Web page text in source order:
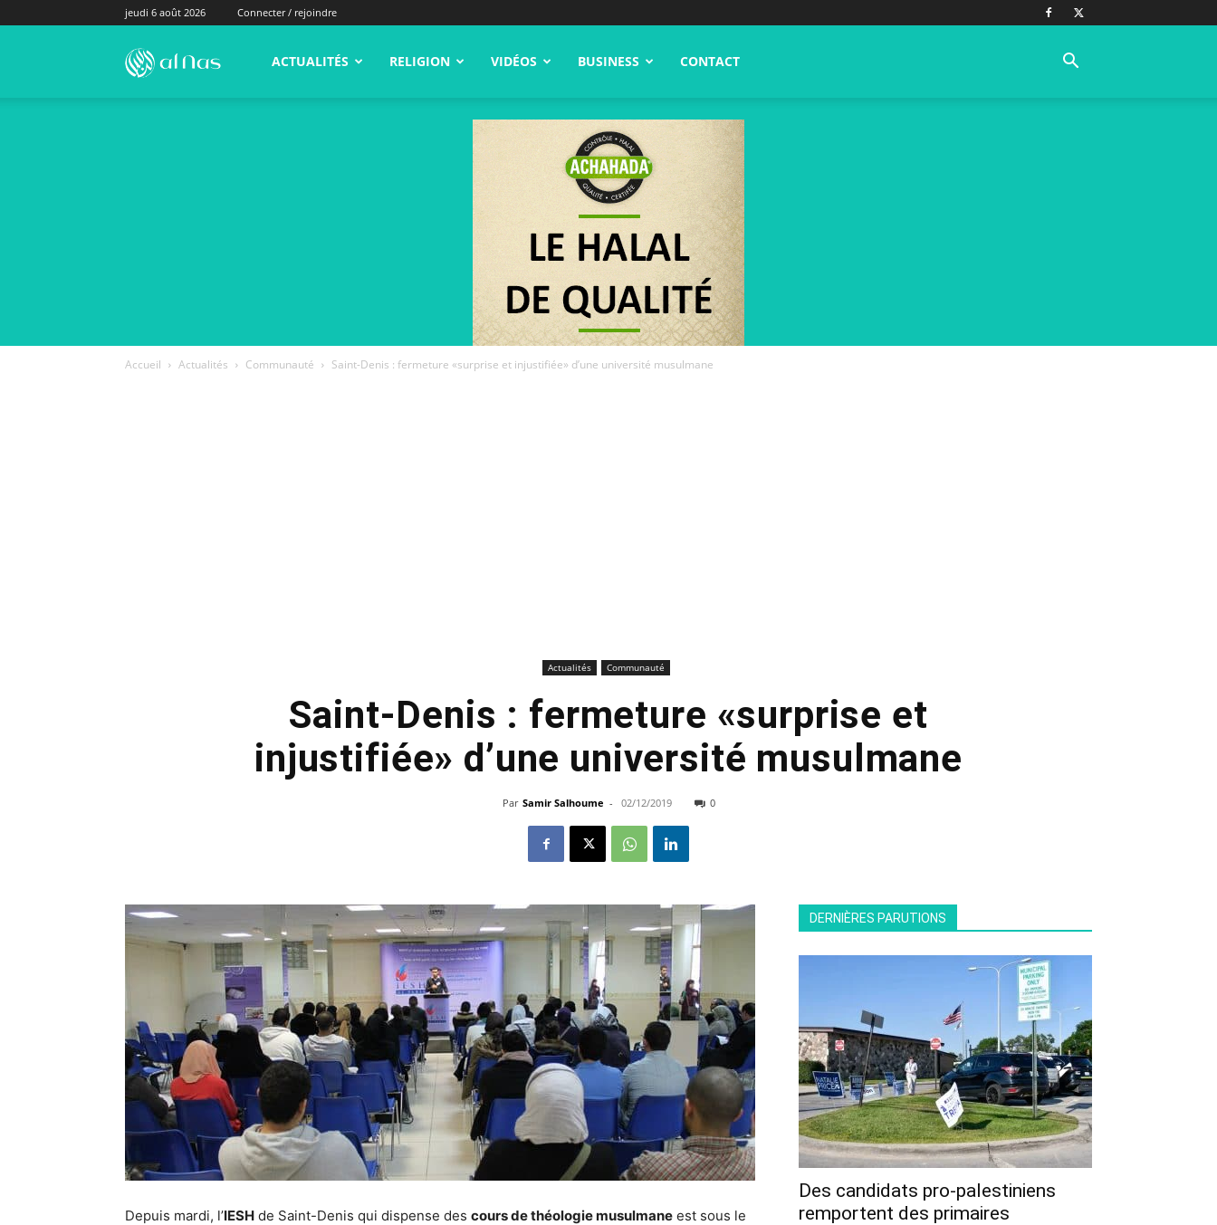
jeudi 6 août 2026 Connecter / rejoindre
alNas.fr ACTUALITÉS RELIGION VIDÉOS BUSINESS CONTACT
Accueil Actualités Communauté Saint-Denis : fermeture «surprise et injustifiée» d’une université musulmane
Actualités Communauté
Saint-Denis : fermeture «surprise et
injustifiée» d’une université musulmane
Par Samir Salhoume - 02/12/2019 0
Depuis mardi, l’IESH de Saint-Denis qui dispense des cours de théologie musulmane est sous le
DERNIÈRES PARUTIONS
Des candidats pro-palestiniens
remportent des primaires